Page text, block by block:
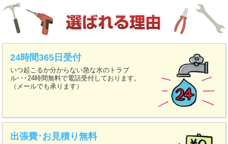
24時間365日受付
いつ起こるか分からない急な水のトラブ
ル･･･24時間無料で電話受付しております。
（メールでも承ります）
出張費･お見積り無料